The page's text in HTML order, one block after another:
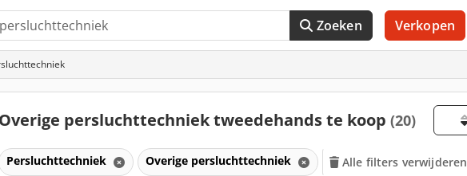
Zoeken Verkopen
Overige persluchttechniek tweedehands te koop (20)
Persluchttechniek Overige persluchttechniek Alle filters verwijderen